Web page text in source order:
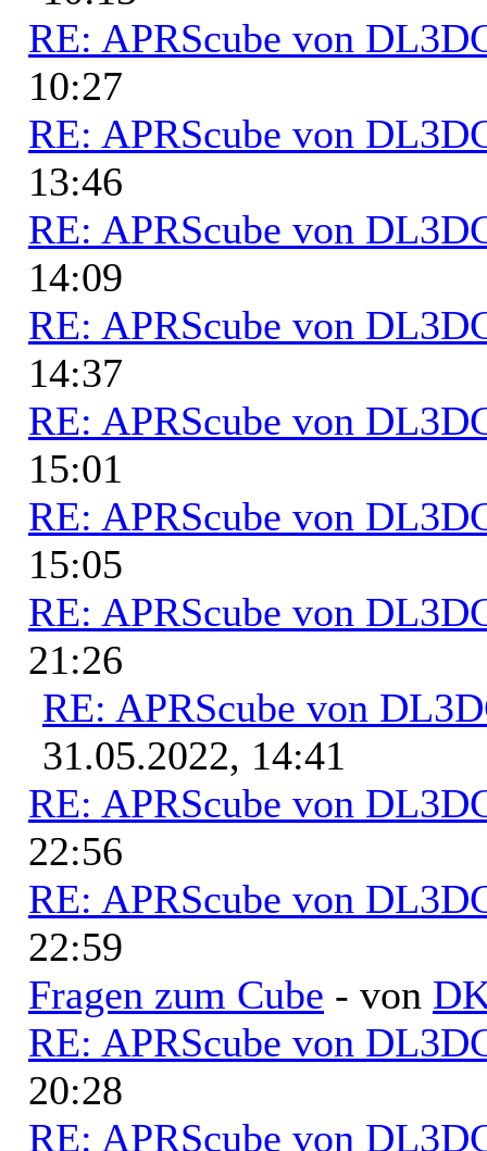
RE: APRScube von
10:27
RE: APRScube von
13:46
RE: APRScube von
14:09
RE: APRScube von
14:37
RE: APRScube von
15:01
RE: APRScube von
15:05
RE: APRScube von
21:26
RE: APRScube von
31.05.2022, 14:41
RE: APRScube von
22:56
RE: APRScube von
22:59
Fragen zum Cube - von
RE: APRScube von
20:28
RE: APRScube von